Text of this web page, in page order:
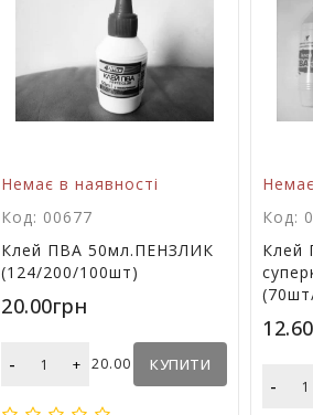
Немає в наявності
Код: 00677
Клей ПВА 50мл.ПЕНЗЛИК
(124/200/100шт)
20.00грн
- + 20.00 КУПИТИ
Код:
Клей
-